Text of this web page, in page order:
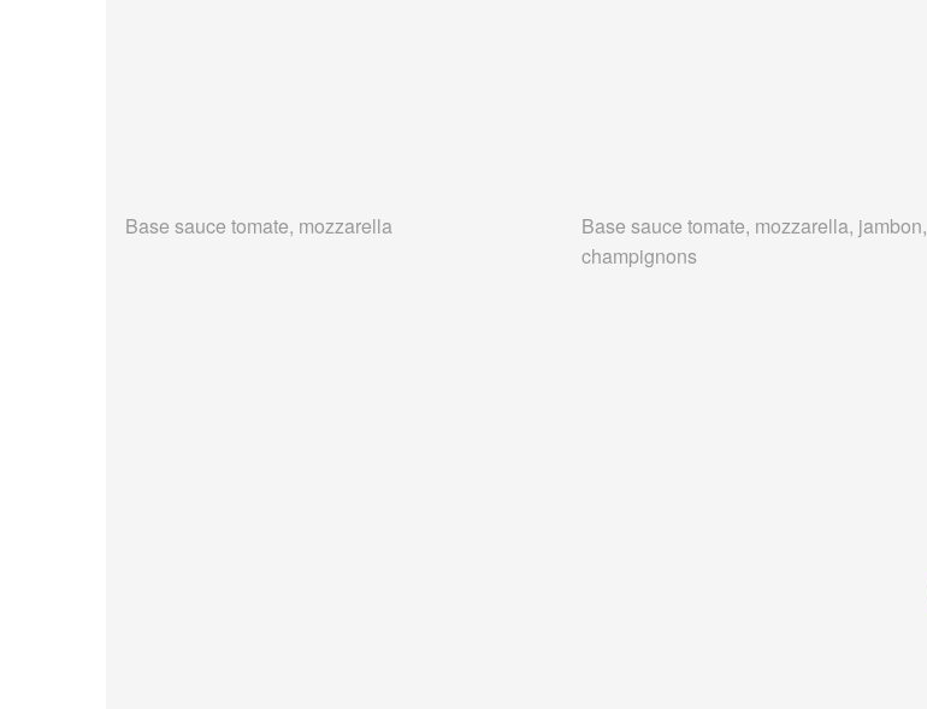
Base sauce tomate, mozzarella
Base sauce tomate, mozzarella, jambon,
champignons